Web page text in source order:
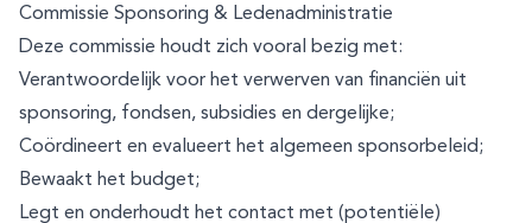
Commissie Sponsoring & Ledenadministratie
Deze commissie houdt zich vooral bezig met:
Verantwoordelijk voor het verwerven van financiën uit
sponsoring, fondsen, subsidies en dergelijke;
Coördineert en evalueert het algemeen sponsorbeleid;
Bewaakt het budget;
Legt en onderhoudt het contact met (potentiële)